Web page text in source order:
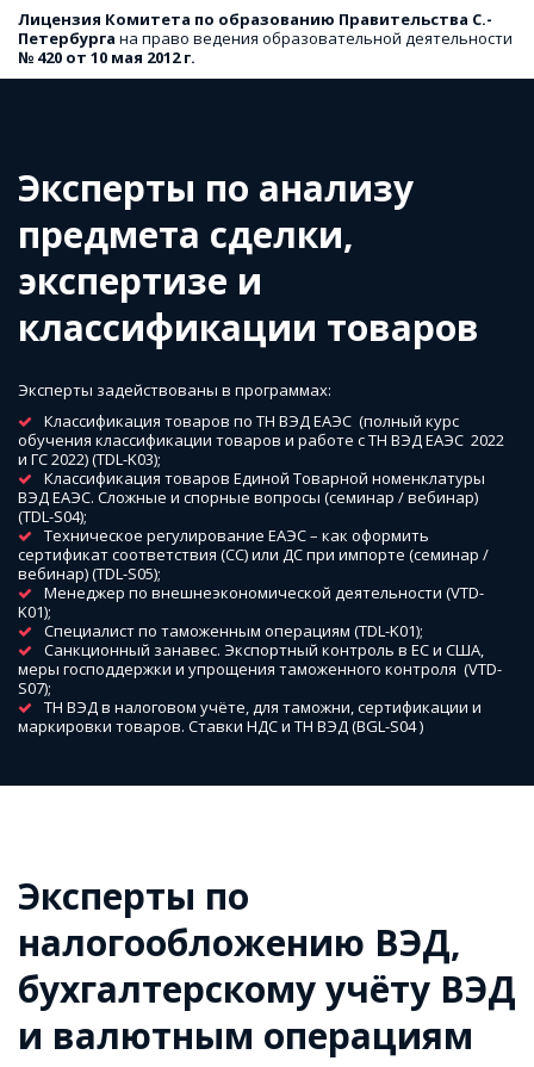
Лицензия Комитета по образованию Правительства С.-
Петербурга
№ 420 от 10 мая 2012 г.
Эксперты по анализу
предмета сделки,
экспертизе и
классификации товаров
Эксперты задействованы в программах:
Классификация товаров по ТН ВЭД ЕАЭС  (полный курс
обучения классификации товаров и работе с ТН ВЭД ЕАЭС  2022
и ГС 2022) (TDL-K03);
Классификация товаров Единой Товарной номенклатуры
ВЭД ЕАЭС. Сложные и спорные вопросы (семинар / вебинар)
(TDL-S04);
Техническое регулирование ЕАЭС – как оформить
сертификат соответствия (СС) или ДС при импорте (семинар /
вебинар) (TDL-S05);
Менеджер по внешнеэкономической деятельности (VTD-
K01);
Специалист по таможенным операциям (TDL-K01);
Санкционный занавес. Экспортный контроль в ЕС и США,
меры господдержки и упрощения таможенного контроля  (VTD-
S07);
ТН ВЭД в налоговом учёте, для таможни, сертификации и
маркировки товаров. Ставки НДС и ТН ВЭД (BGL-S04 )
Эксперты по
налогообложению ВЭД,
бухгалтерскому учёту ВЭД
и валютным операциям